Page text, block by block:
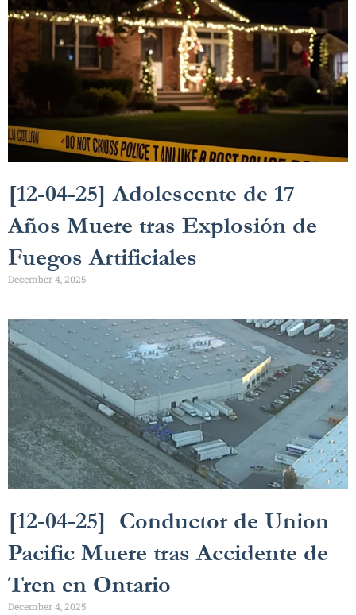
[12-04-25] Adolescente de 17
Años Muere tras Explosión de
Fuegos Artificiales
December 4, 2025
[12-04-25] Conductor de Union
Pacific Muere tras Accidente de
Tren en Ontario
December 4, 2025